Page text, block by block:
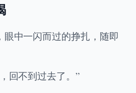
中一闪而过的挣扎，随即
回不到过去了。”